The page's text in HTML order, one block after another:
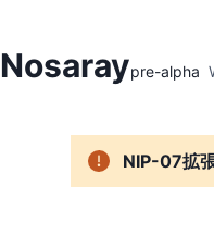
Nosaraypre-alpha
NIP-07拡